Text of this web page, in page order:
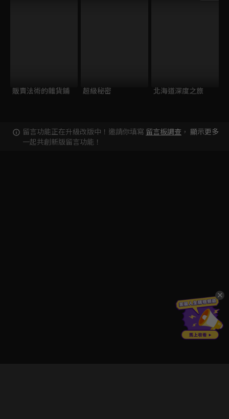
販賣法術的雜貨鋪 超級秘密 北海道深度之旅
留言功能正在升級改版中！邀請你填寫 留言板調查 ，
一起共創新版留言功能！
顯示更多